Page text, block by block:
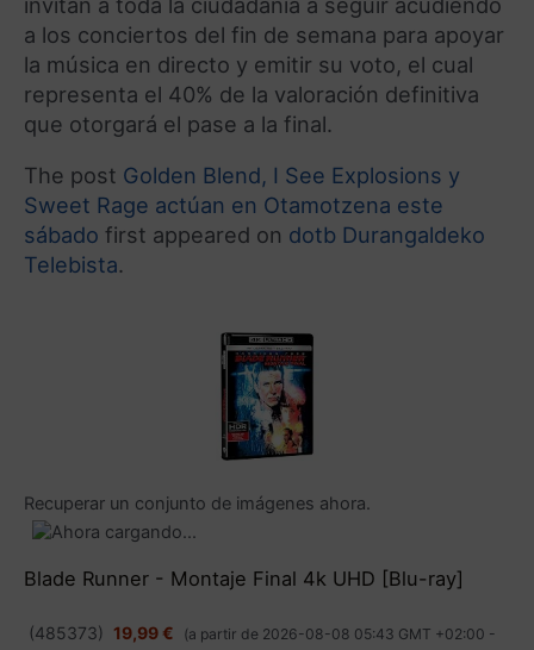
a los conciertos del fin de semana para apoyar
la música en directo y emitir su voto, el cual
representa el 40% de la valoración definitiva
que otorgará el pase a la final.
The post Golden Blend, I See Explosions y
Sweet Rage actúan en Otamotzena este
sábado first appeared on dotb Durangaldeko
Telebista.
Recuperar un conjunto de imágenes ahora.
Blade Runner - Montaje Final 4k UHD [Blu-ray]
(485373) 19,99 €
(a partir de 2026-08-08 05:43 GMT +02:00 -